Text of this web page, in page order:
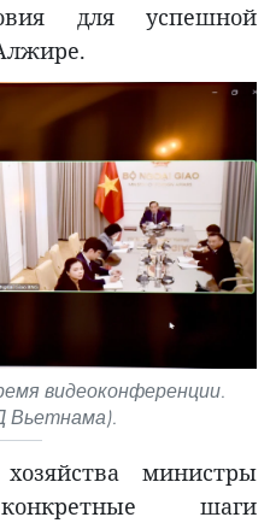
для успешной
видеоконференции.
министры
шаги